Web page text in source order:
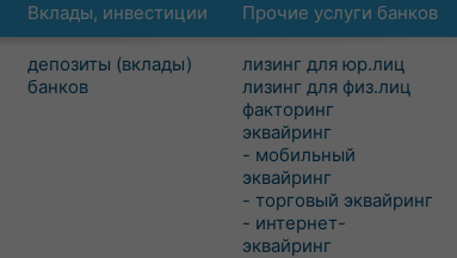
Вклады, инвестиции
депозиты (вклады)
банков
Прочие услуги банков
лизинг для юр.лиц
лизинг для физ.лиц
факторинг
эквайринг
- мобильный
эквайринг
- торговый эквайринг
- интернет-
эквайринг